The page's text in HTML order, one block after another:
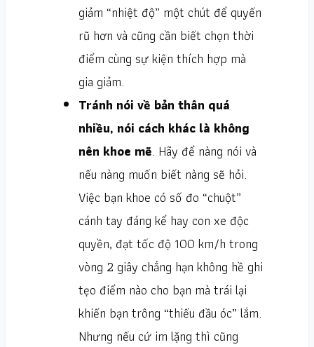
giảm “nhiệt độ” một chút để quyến
rũ hơn và cũng cần biết chọn thời
điểm cùng sự kiện thích hợp mà
gia giảm.
Tránh nói về bản thân quá
nhiều, nói cách khác là không
nên khoe mẽ. Hãy để nàng nói và
nếu nàng muốn biết nàng sẽ hỏi.
Việc bạn khoe có số đo “chuột”
cánh tay đáng kể hay con xe độc
quyền, đạt tốc độ 100 km/h trong
vòng 2 giây chẳng hạn không hề ghi
tẹo điểm nào cho bạn mà trái lại
khiến bạn trông “thiếu đầu óc” lắm.
Nhưng nếu cứ im lặng thì cũng